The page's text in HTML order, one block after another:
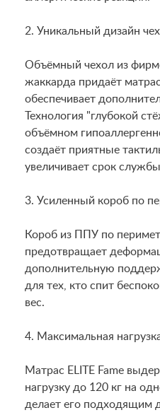
2. Уникальный дизайн
Объёмный чехол из
жаккарда придаёт
обеспечивает
Технология "глубокой
объёмном
создаёт приятные
увеличивает срок
3. Усиленный короб по
Короб из ППУ по
предотвращает
дополнительную
для тех, кто спит
вес.
4. Максимальная
Матрас ELITE Fame
нагрузку до 120 кг на
делает его подходящим